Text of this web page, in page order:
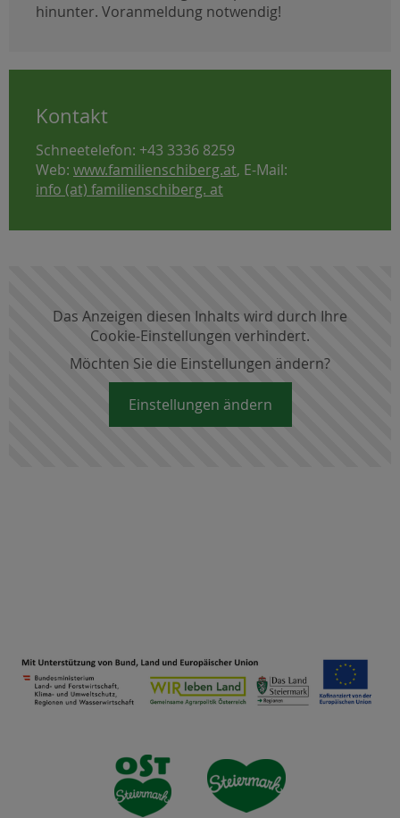
hinunter. Voranmeldung notwendig!
Kontakt
Schneetelefon: +43 3336 8259
Web: www.familienschiberg.at, E-Mail:
info (at) familienschiberg. at
Das Anzeigen diesen Inhalts wird durch Ihre
Cookie-Einstellungen verhindert.
Möchten Sie die Einstellungen ändern?
Einstellungen ändern